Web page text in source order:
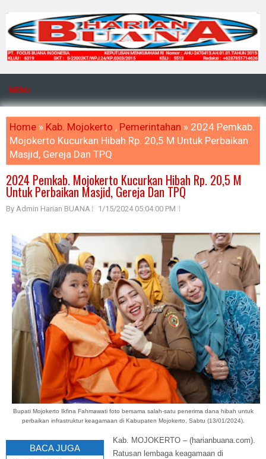
MENU
Home » Kab. Mojokerto , Pemerintahan » 2024 Pemkab.
Mojokerto Kucurkan Hibah Rp. 20,5 M Untuk Perbaikan
Masjid, Gereja Dan TPQ
2024 Pemkab. Mojokerto Kucurkan Hibah Rp. 20,5 M
Untuk Perbaikan Masjid, Gereja Dan TPQ
By Admin Harian BUANA 1/15/2024 05:04:00 PM
Bupati Mojokerto Ikfina Fahmawati foto bersama salah-satu penerima dana hibah untuk
perbaikan infrastruktur keagamaan di Kabupaten Mojokerto, Sabtu (13/01/2024).
BACA JUGA
Kab. MOJOKERTO – (harianbuana.com).
Ratusan lembaga keagamaan di